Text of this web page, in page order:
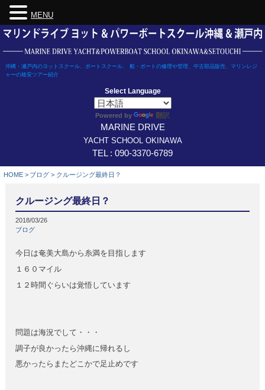
Skip
content
沖縄・瀬戸内のヨットスクール、ボートスクール、 船・ボートの修理や管理、中古部品販売、マリンレジ
ャーの格安ツアー紹介
Select Language
Powered by 翻訳
MARINE DRIVE
YACHT SCHOOL OKINAWA
TEL : 090-3370-6789
HOME > ブログ > クルージング最終日？
クルージング最終日？
2018/03/26
ブログ
今日は奄美大島から糸満を目指します
１６０マイル
１２時間ぐらいは覚悟しています
問題は海況でして・・・
調子が良かったら沖縄に帰れるし
悪かったらまたどこかで足止めです
MENU